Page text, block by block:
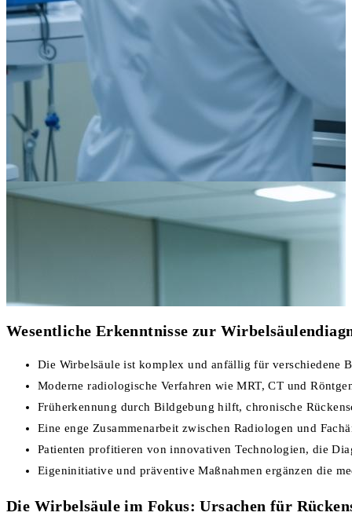
Wesentliche Erkenntnisse zur
Die Wirbelsäule ist komplex und anfällig für verschiedene
Moderne radiologische Verfahren wie MRT, CT und
Früherkennung durch Bildgebung hilft, chronische
Eine enge Zusammenarbeit zwischen Radiologen und
Patienten profitieren von innovativen Technologien, die
Eigeninitiative und präventive Maßnahmen ergänzen die
Die Wirbelsäule im Fokus: Ursachen für